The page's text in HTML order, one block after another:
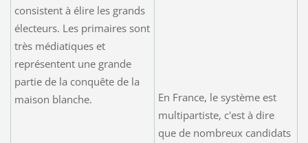
consistent à élire les grands
électeurs. Les primaires sont
très médiatiques et
représentent une grande
partie de la conquête de la
maison blanche.
En France, le système est
multipartiste, c'est à dire
que de nombreux candidats